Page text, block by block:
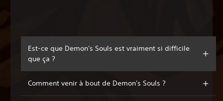
Est-ce que Demon's Souls est vraiment si difficile
que ça ?
Comment venir à bout de Demon's Souls ?